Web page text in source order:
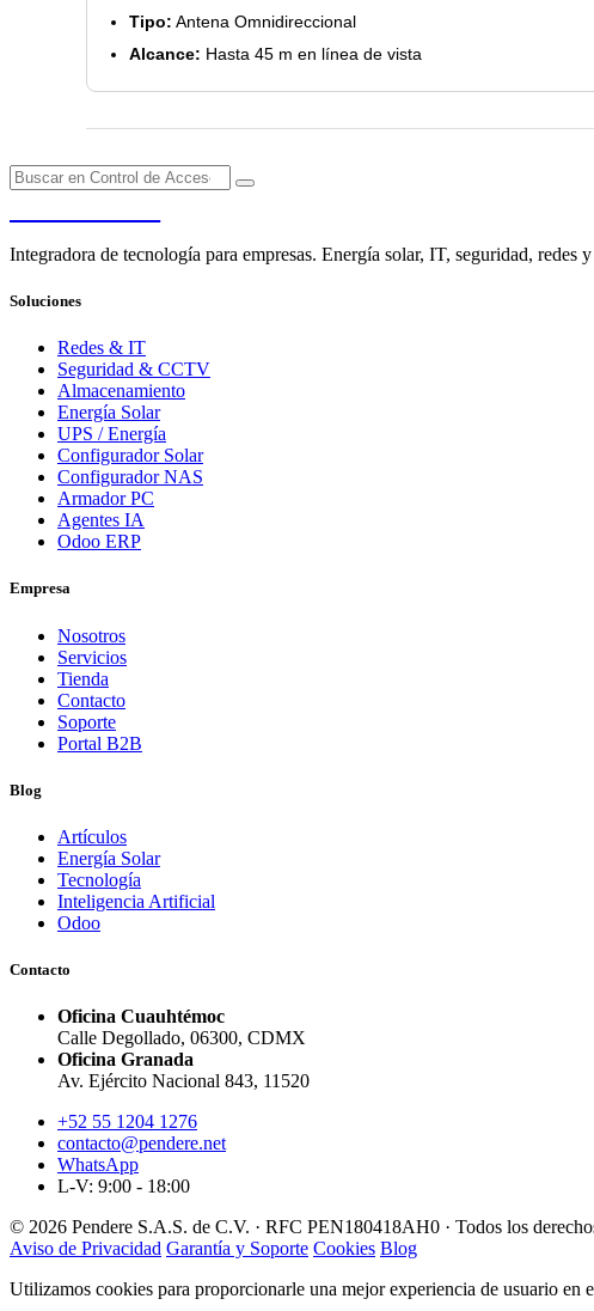
Tipo: Antena Omnidireccional
Alcance: Hasta 45 m en línea de vista
Integradora de tecnología para empresas. Energía solar, IT, seguridad, redes
Soluciones
Redes & IT
Seguridad & CCTV
Almacenamiento
Energía Solar
UPS / Energía
Configurador Solar
Configurador NAS
Armador PC
Agentes IA
Odoo ERP
Empresa
Nosotros
Servicios
Tienda
Contacto
Soporte
Portal B2B
Blog
Artículos
Energía Solar
Tecnología
Inteligencia Artificial
Odoo
Contacto
Oficina Cuauhtémoc
Calle Degollado, 06300, CDMX
Oficina Granada
Av. Ejército Nacional 843, 11520
+52 55 1204 1276
contacto@pendere.net
WhatsApp
L-V: 9:00 - 18:00
© 2026 Pendere S.A.S. de C.V. · RFC PEN180418AH0 · Todos los
Aviso de Privacidad Garantía y Soporte Cookies Blog
Utilizamos cookies para proporcionarle una mejor experiencia de usuario en